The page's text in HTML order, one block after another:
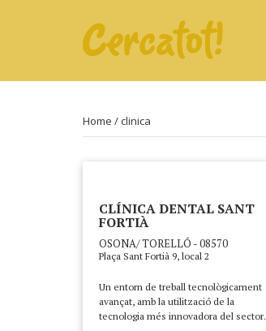
Home / clinica
CLÍNICA DENTAL SANT
FORTIÀ
OSONA/ TORELLÓ - 08570
Plaça Sant Fortià 9, local 2
Un entorn de treball tecnològicament
avançat, amb la utilització de la
tecnologia més innovadora del sector.